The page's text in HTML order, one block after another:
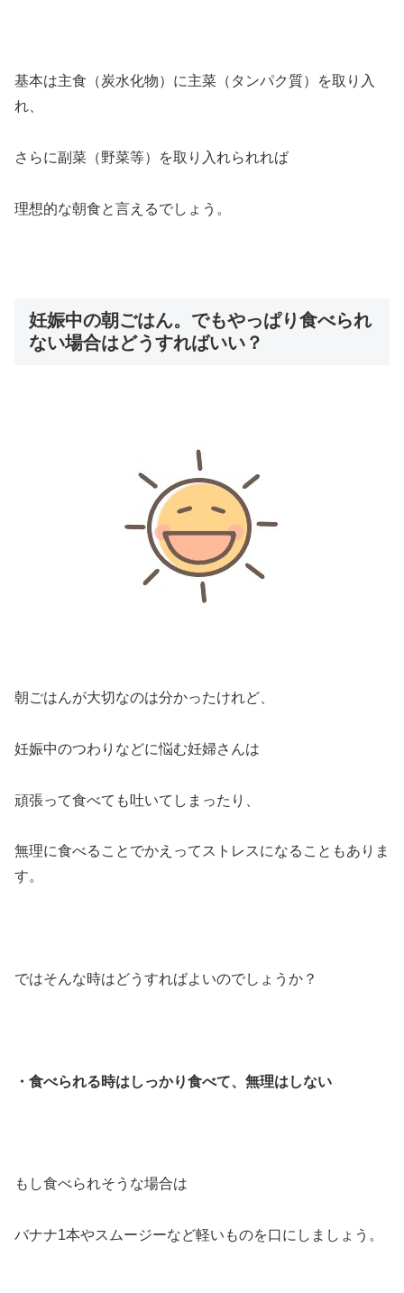
基本は主食（炭水化物）に主菜（タンパク質）を取り入
れ、
さらに副菜（野菜等）を取り入れられれば
理想的な朝食と言えるでしょう。
妊娠中の朝ごはん。でもやっぱり食べられ
ない場合はどうすればいい？
朝ごはんが大切なのは分かったけれど、
妊娠中のつわりなどに悩む妊婦さんは
頑張って食べても吐いてしまったり、
無理に食べることでかえってストレスになることもありま
す。
ではそんな時はどうすればよいのでしょうか？
・食べられる時はしっかり食べて、無理はしない
もし食べられそうな場合は
バナナ1本やスムージーなど軽いものを口にしましょう。